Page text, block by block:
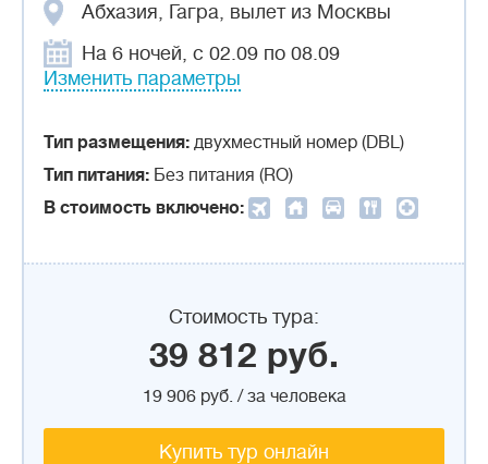
Абхазия, Гагра, вылет из Москвы
На 6 ночей, с 02.09 по 08.09
Изменить параметры
Тип размещения: двухместный номер (DBL)
Тип питания: Без питания (RO)
В стоимость включено:
Стоимость тура:
39 812 руб.
19 906 руб. / за человека
Купить тур онлайн